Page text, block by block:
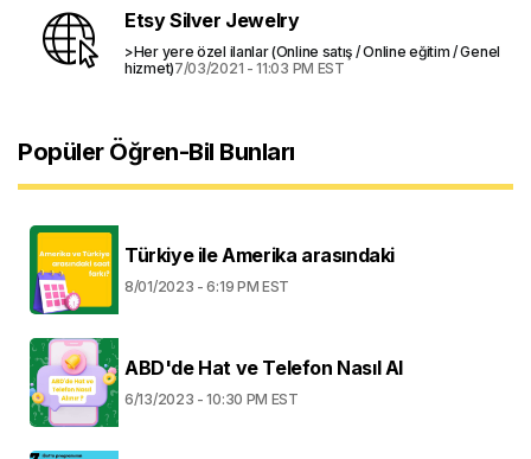
Etsy Silver Jewelry
>Her yere özel ilanlar (Online satış / Online eğitim / Genel
hizmet)7/03/2021 - 11:03 PM EST
Popüler Öğren-Bil Bunları
Türkiye ile Amerika arasındaki
8/01/2023 - 6:19 PM EST
ABD'de Hat ve Telefon Nasıl Al
6/13/2023 - 10:30 PM EST